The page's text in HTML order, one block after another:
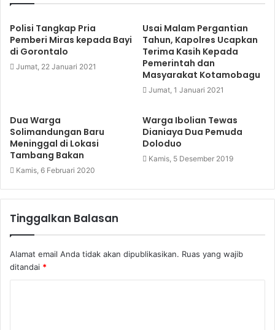
Polisi Tangkap Pria
Pemberi Miras kepada Bayi
di Gorontalo
Jumat, 22 Januari 2021
Usai Malam Pergantian
Tahun, Kapolres Ucapkan
Terima Kasih Kepada
Pemerintah dan
Masyarakat Kotamobagu
Jumat, 1 Januari 2021
Dua Warga
Solimandungan Baru
Meninggal di Lokasi
Tambang Bakan
Kamis, 6 Februari 2020
Warga Ibolian Tewas
Dianiaya Dua Pemuda
Doloduo
Kamis, 5 Desember 2019
Tinggalkan Balasan
Alamat email Anda tidak akan dipublikasikan. Ruas yang wajib
ditandai *